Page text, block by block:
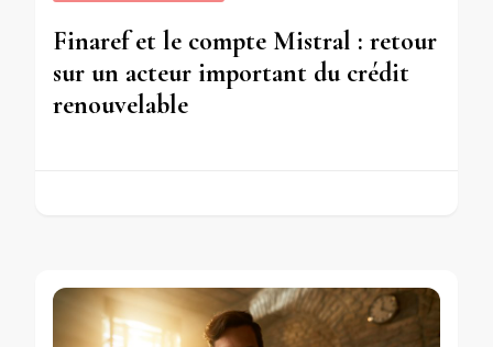
Finaref et le compte Mistral : retour
sur un acteur important du crédit
renouvelable